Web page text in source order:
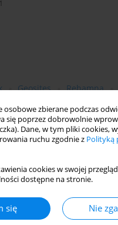
osobowe zbierane podczas
się poprzez dobrowolnie
Dane, w tym pliki cookies,
ruchu zgodnie z Polityką
cookies w swojej
dostępne na stronie.
się Nie
Geosites Rehamna
środowiska